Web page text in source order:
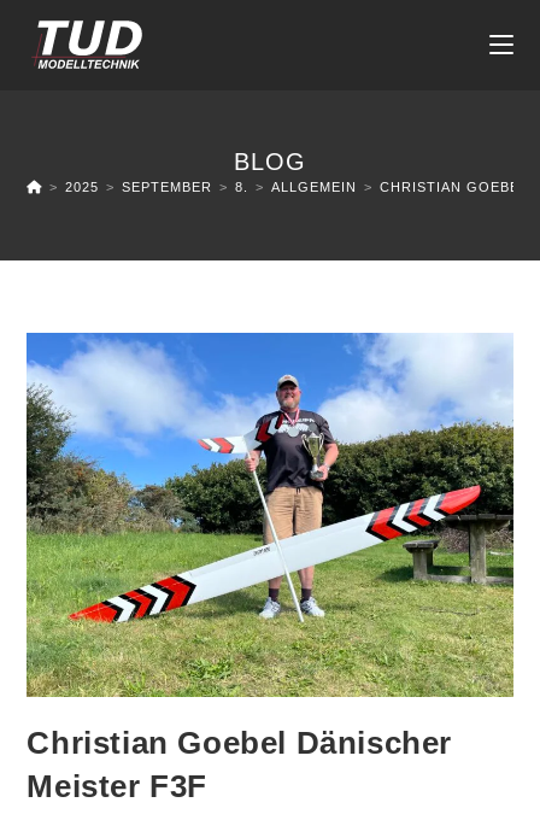
BLOG
> 2025 > SEPTEMBER > 8. > ALLGEMEIN > CHRISTIAN GOEBEL
Christian Goebel Dänischer
Meister F3F